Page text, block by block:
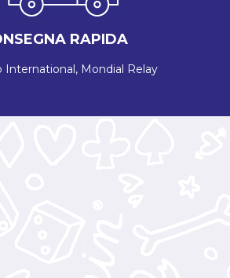
RAPIDA
International, Mondial Relay